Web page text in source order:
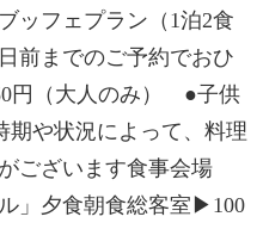
ッフェプラン（1泊2食
前までのご予約でおひ
円（大人のみ） ●子供
期や状況によって、料理
ございます食事会場
」夕食朝食総客室▶100